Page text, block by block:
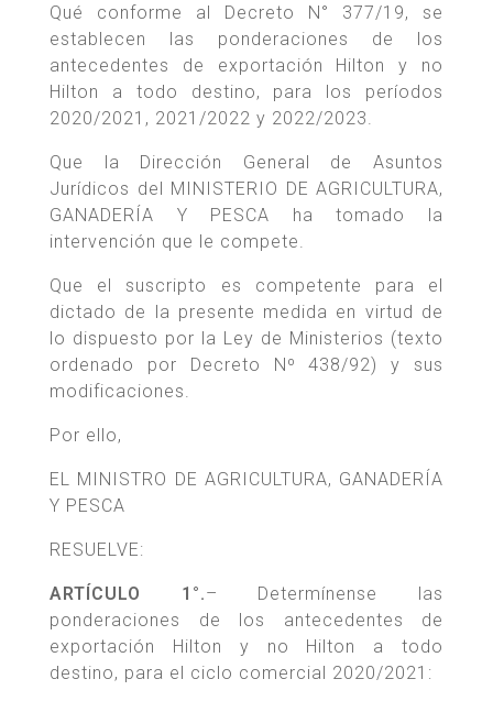
Qué conforme al Decreto N° 377/19, se
establecen las ponderaciones de los
antecedentes de exportación Hilton y no
Hilton a todo destino, para los períodos
2020/2021, 2021/2022 y 2022/2023.
Que la Dirección General de Asuntos
Jurídicos del MINISTERIO DE AGRICULTURA,
GANADERÍA Y PESCA ha tomado la
intervención que le compete.
Que el suscripto es competente para el
dictado de la presente medida en virtud de
lo dispuesto por la Ley de Ministerios (texto
ordenado por Decreto Nº 438/92) y sus
modificaciones.
Por ello,
EL MINISTRO DE AGRICULTURA, GANADERÍA
Y PESCA
RESUELVE:
ARTÍCULO 1°.– Determínense las
ponderaciones de los antecedentes de
exportación Hilton y no Hilton a todo
destino, para el ciclo comercial 2020/2021: